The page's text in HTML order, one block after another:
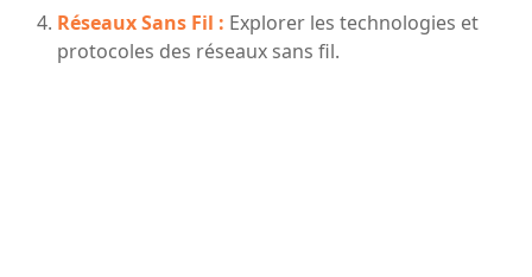
Réseaux Sans Fil : Explorer les technologies et
protocoles des réseaux sans fil.